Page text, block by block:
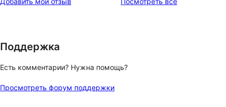
Поддержка
Есть комментарии? Нужна помощь?
Просмотреть форум поддержки